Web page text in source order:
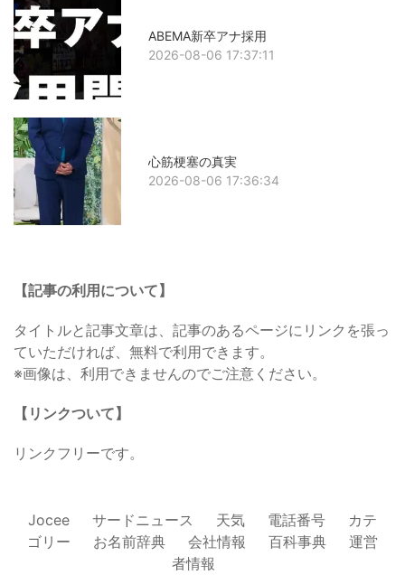
ABEMA新卒アナ採用
2026-08-06 17:37:11
心筋梗塞の真実
2026-08-06 17:36:34
【記事の利用について】
タイトルと記事文章は、記事のあるページにリンクを張っ
ていただければ、無料で利用できます。
※画像は、利用できませんのでご注意ください。
【リンクついて】
リンクフリーです。
Jocee サードニュース 天気 電話番号
カテ
ゴリー
お名前辞典 会社情報 百科事典
運営
者情報